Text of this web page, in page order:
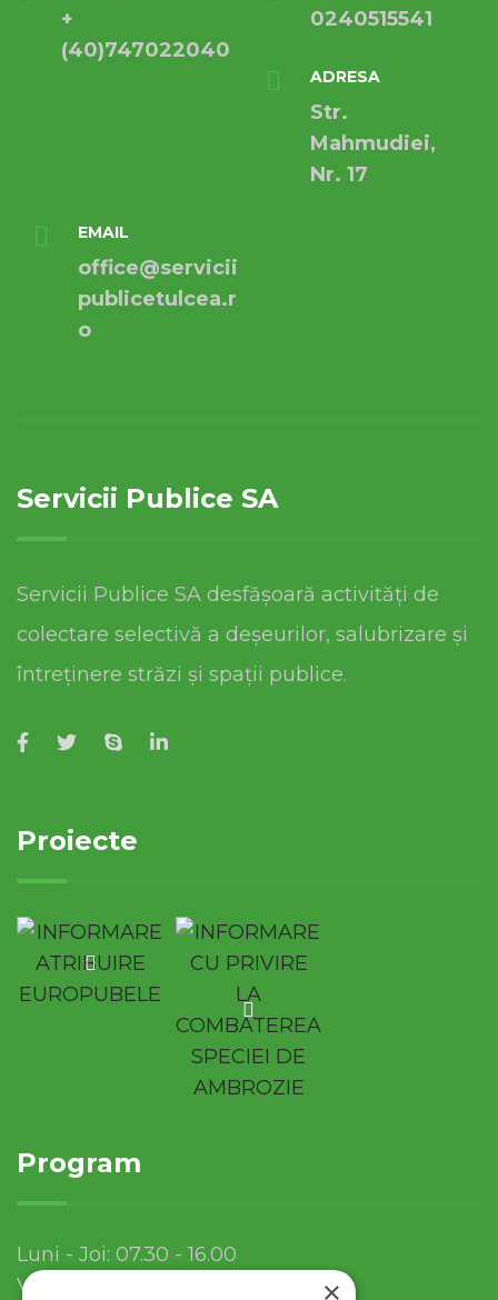
+
(40)747022040
0240515541
ADRESA
Str.
Mahmudiei,
Nr. 17
EMAIL
office@servicii
publicetulcea.r
o
Servicii Publice SA
Servicii Publice SA desfășoară activități de
colectare selectivă a deșeurilor, salubrizare și
întreținere străzi și spații publice.
Proiecte
Program
Luni - Joi: 07.30 - 16.00
Vineri: 07.30 - 13.30
×